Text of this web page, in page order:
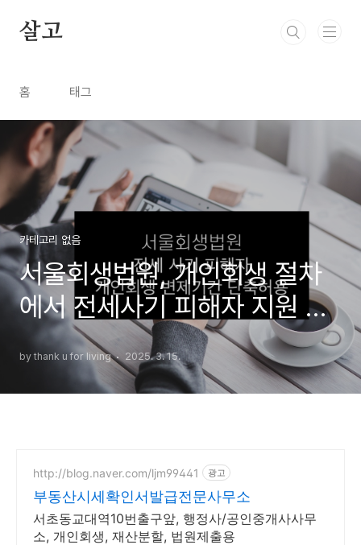
살고
홈 태그
카테고리 없음
서울회생법원, 개인회생 절차
에서 전세사기 피해자 지원 강
화
by thank u for living 2025. 3. 15.
http://blog.naver.com/ljm99441 광고
부동산시세확인서발급전문사무소
서초동교대역10번출구앞, 행정사/공인중개사사무
소, 개인회생, 재산분할, 법원제출용